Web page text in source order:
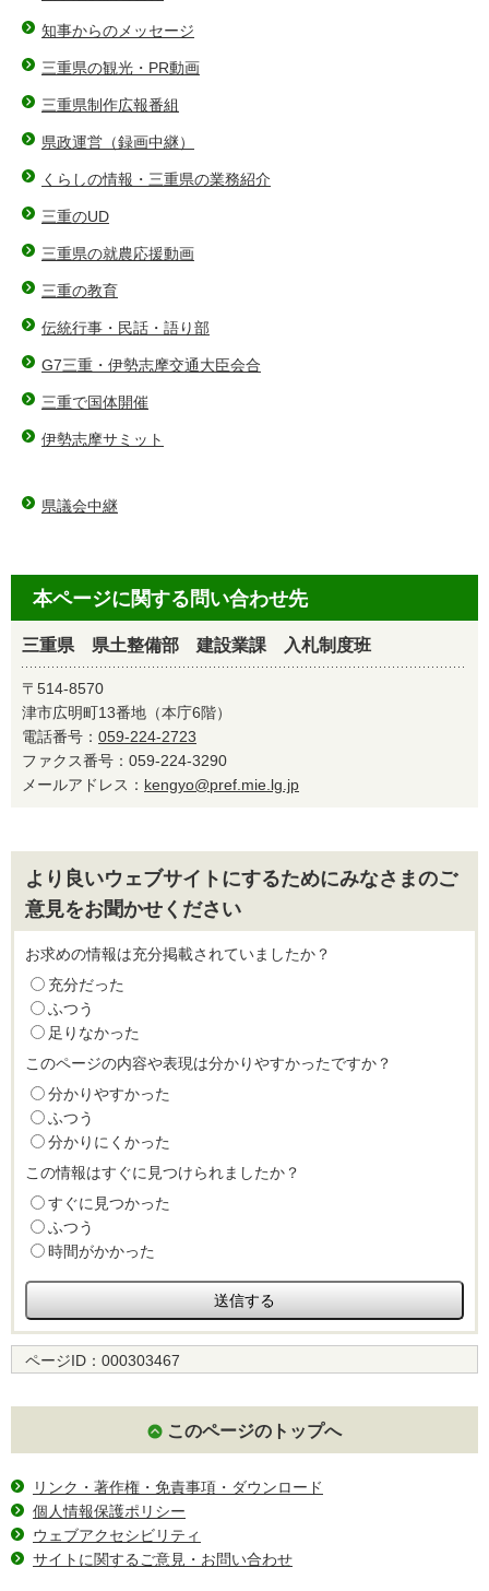
知事からのメッセージ
三重県の観光・PR動画
三重県制作広報番組
県政運営（録画中継）
くらしの情報・三重県の業務紹介
三重のUD
三重県の就農応援動画
三重の教育
伝統行事・民話・語り部
G7三重・伊勢志摩交通大臣会合
三重で国体開催
伊勢志摩サミット
県議会中継
本ページに関する問い合わせ先
三重県 県土整備部 建設業課 入札制度班
〒514-8570
津市広明町13番地（本庁6階）
電話番号： 059-224-2723
ファクス番号：059-224-3290
メールアドレス： kengyo@pref.mie.lg.jp
より良いウェブサイトにするためにみなさまのご
意見をお聞かせください
お求めの情報は充分掲載されていましたか？
充分だった
ふつう
足りなかった
このページの内容や表現は分かりやすかったですか？
分かりやすかった
ふつう
分かりにくかった
この情報はすぐに見つけられましたか？
すぐに見つかった
ふつう
時間がかかった
ページID： 000303467
このページのトップへ
リンク・著作権・免責事項・ダウンロード
個人情報保護ポリシー
ウェブアクセシビリティ
サイトに関するご意見・お問い合わせ